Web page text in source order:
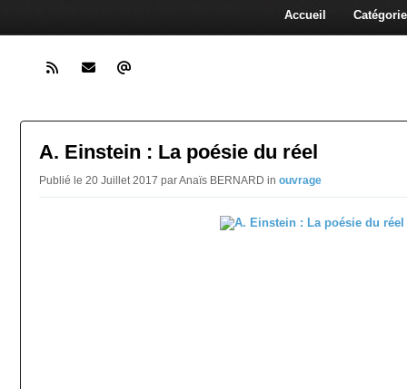
Accueil
A. Einstein : La poésie du réel
Publié le 20 Juillet 2017 par Anaïs BERNARD in ouvrage